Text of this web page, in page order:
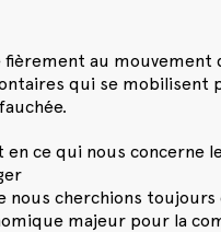
fièrement au
qui se mobilisent
ce qui nous concerne
nous cherchions
majeur pour la